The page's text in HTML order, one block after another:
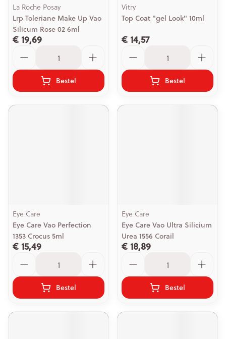
La Roche Posay
Lrp Toleriane Make Up Vao
Silicum Rose 02 6ml
€ 19,69
Bestel
Vitry
Top Coat "gel Look" 10ml
€ 14,57
Bestel
Eye Care
Eye Care Vao Perfection
1353 Crocus 5ml
€ 15,49
Bestel
Eye Care
Eye Care Vao Ultra Silicium
Urea 1556 Corail
€ 18,89
Bestel